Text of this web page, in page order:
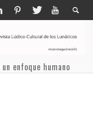
enfoque humano